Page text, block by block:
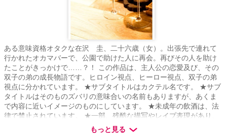
ある意味資格オタクな在沢 圭、二十六歳（女）。出張先で連れて
行かれたオカマバーで、公園で助けた人に再会。再びその人を助け
たことがきっかけで……？！ この作品は、主人公の恋愛及び、その
双子の弟の成長物語です。ヒロイン視点、ヒーロー視点、双子の弟
視点に分かれています。 ★サブタイトルはカクテル名です。 ★サブ
タイトルはそのものズバリの意味合いの名前もありますが、あくま
で内容に近いイメージのものにしています。 ★未成年の飲酒は、法
律で禁止されています。 ★一部、残酷な描写やレイプ表現があり、
サブタイの後ろに★印をつけています。苦手な方はご注意くださ
い。 ★この物語はフィクションです。実在の人物及び団体等とは一
もっと見る